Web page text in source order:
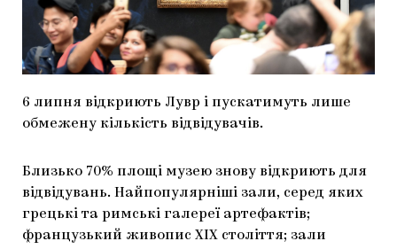
МАРІУПОЛЬСЬКІ МАРГІНАЛІЇ
ДОСЛІДНИЦЬКА ПЛАТФОРМА
CARPATHIAN CULT ПРО РІЗДВЯНІ СВЯТА
6 липня відкриють Лувр і пускатимуть лише
обмежену кількість відвідувачів.
Близько 70% площі музею знову відкриють для
відвідувань. Найпопулярніші зали, серед яких
грецькі та римські галереї артефактів;
французький живопис XIX століття; зали